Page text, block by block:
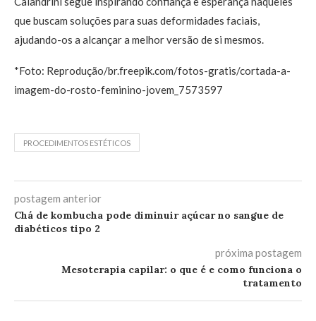
que buscam soluções para suas deformidades faciais,
ajudando-os a alcançar a melhor versão de si mesmos.
*Foto: Reprodução/br.freepik.com/fotos-gratis/cortada-a-
imagem-do-rosto-feminino-jovem_7573597
PROCEDIMENTOS ESTÉTICOS
postagem anterior
Chá de kombucha pode diminuir açúcar no sangue de
diabéticos tipo 2
próxima postagem
Mesoterapia capilar: o que é e como funciona o
tratamento